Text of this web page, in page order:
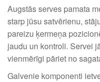
Augstās serves pamata
starp jūsu satvērienu,
pareizu ķermeņa
jaudu un kontroli. Servei
vienmērīgi pāriet no
Galvenie komponenti